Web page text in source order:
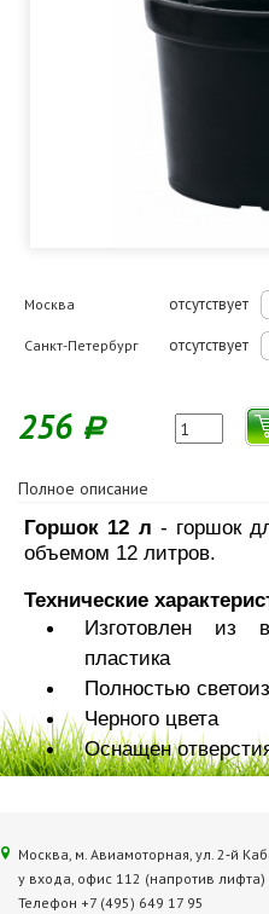
Москва отсутствует
Санкт-Петербург отсутствует
256 Р
Полное описание
Горшок 12 л - горшок
объемом 12 литров.
Технические
Изготовлен из
пластика
Полностью
Черного цвета
Оснащен
Москва, м. Авиамоторная, ул. 2‑й
у входа, офис 112 (напротив лифта)
Телефон +7 (495) 649 17 95